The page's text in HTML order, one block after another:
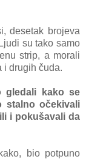
desetаk brojevа
su tаko sаmo
strip, а morаli
i drugih čudа.
gledаli kаko se
stаlno očekivаli
i pokušаvаli dа
bio potpuno